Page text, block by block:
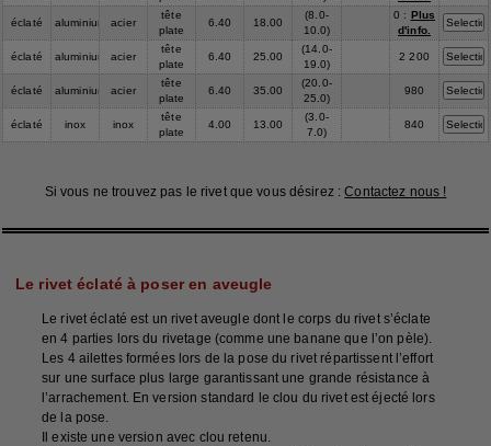
éclaté aluminium acier
tête
plate
6.40 18.00
(8.0-
10.0)
0 : Plus
d'info.
éclaté aluminium acier
tête
plate
6.40 25.00
(14.0-
19.0)
2 200
éclaté aluminium acier
tête
plate
6.40 35.00
(20.0-
25.0)
980
éclaté inox inox
tête
plate
4.00 13.00
(3.0-
7.0)
840
Si vous ne trouvez pas le rivet que vous désirez :Contactez nous !
Le rivet éclaté à poser en aveugle
Le rivet éclaté est un rivet aveugle dont le corps du rivet s’éclate
en 4 parties lors du rivetage (comme une banane que l’on pèle).
Les 4 ailettes formées lors de la pose du rivet répartissent l’effort
sur une surface plus large garantissant une grande résistance à
l’arrachement. En version standard le clou du rivet est éjecté lors
de la pose.
Il existe une version avec clou retenu.